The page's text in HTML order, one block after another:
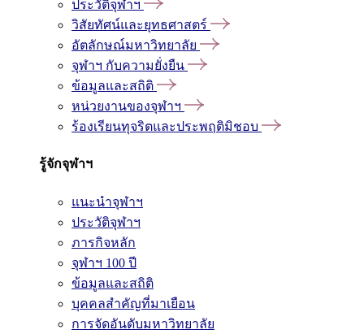
ประวัติจุฬาฯ
วิสัยทัศน์และยุทธศาสตร์
อัตลักษณ์มหาวิทยาลัย
จุฬาฯ กับความยั่งยืน
ข้อมูลและสถิติ
หน่วยงานของจุฬาฯ
ร้องเรียนทุจริตและประพฤติมิชอบ
รู้จักจุฬาฯ
แนะนำจุฬาฯ
ประวัติจุฬาฯ
ภารกิจหลัก
จุฬาฯ 100 ปี
ข้อมูลและสถิติ
บุคคลสำคัญที่มาเยือน
การจัดอันดับมหาวิทยาลัย